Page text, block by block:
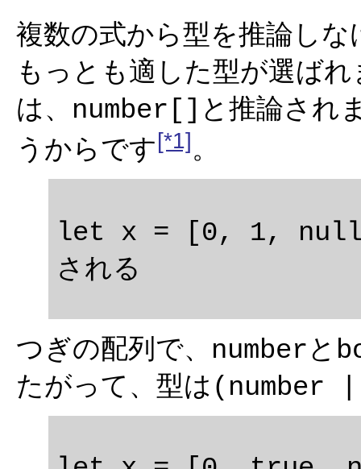
複数の式から型を推論し
もっとも適した型が選ば
は、 number[] と推論され
うからです[*1]。
let x = [0, 1,
つぎの配列で、 number と
たがって、型は (number